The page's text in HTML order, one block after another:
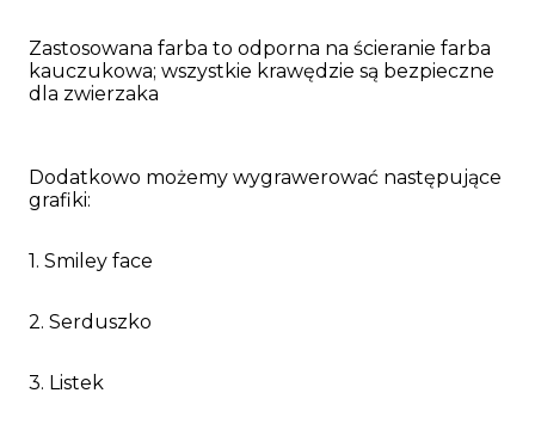
Zastosowana farba to odporna na ścieranie farba
kauczukowa; wszystkie krawędzie są bezpieczne
dla zwierzaka
Dodatkowo możemy wygrawerować następujące
grafiki:
1. Smiley face
2. Serduszko
3. Listek